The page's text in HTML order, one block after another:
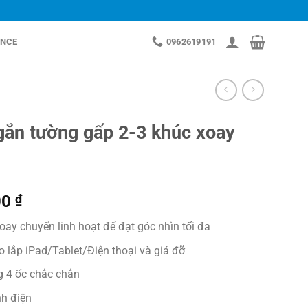
0962619191
tường gấp 2-3 khúc xoay
₫Khoảng
giá:
từ
399.000 ₫
đến
499.000 ₫
chuyển linh hoạt để đạt góc nhìn tối đa
lắp iPad/Tablet/Điện thoại và giá đỡ
4 ốc chắc chắn
điện